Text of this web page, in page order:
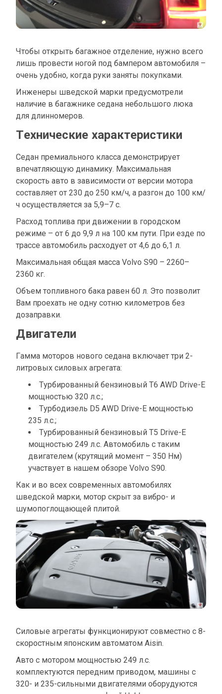
Чтобы открыть багажное отделение, нужно всего
лишь провести ногой под бампером автомобиля –
очень удобно, когда руки заняты покупками.
Инженеры шведской марки предусмотрели
наличие в багажнике седана небольшого люка
для длинномеров.
Технические характеристики
Седан премиального класса демонстрирует
впечатляющую динамику. Максимальная
скорость авто в зависимости от версии мотора
составляет от 230 до 250 км/ч, а разгон до 100 км/
ч осуществляется за 5,9–7 с.
Расход топлива при движении в городском
режиме – от 6 до 9,9 л на 100 км пути. При езде по
трассе автомобиль расходует от 4,6 до 6,1 л.
Максимальная общая масса Volvo S90 – 2260–
2360 кг.
Объем топливного бака равен 60 л. Это позволит
Вам проехать не одну сотню километров без
дозаправки.
Двигатели
Гамма моторов нового седана включает три 2-
литровых силовых агрегата:
Турбированный бензиновый T6 AWD Drive-E
мощностью 320 л.с.;
Турбодизель D5 AWD Drive-E мощностью
235 л.с.;
Турбированный бензиновый T5 Drive-E
мощностью 249 л.с. Автомобиль с таким
двигателем (крутящий момент – 350 Нм)
участвует в нашем обзоре Volvo S90.
Как и во всех современных автомобилях
шведской марки, мотор скрыт за вибро- и
шумопоглощающей плитой.
Силовые агрегаты функционируют совместно с 8-
скоростным японским автоматом Aisin.
Авто с мотором мощностью 249 л.с.
комплектуются передним приводом, машины с
320- и 235-сильными двигателями оборудуются